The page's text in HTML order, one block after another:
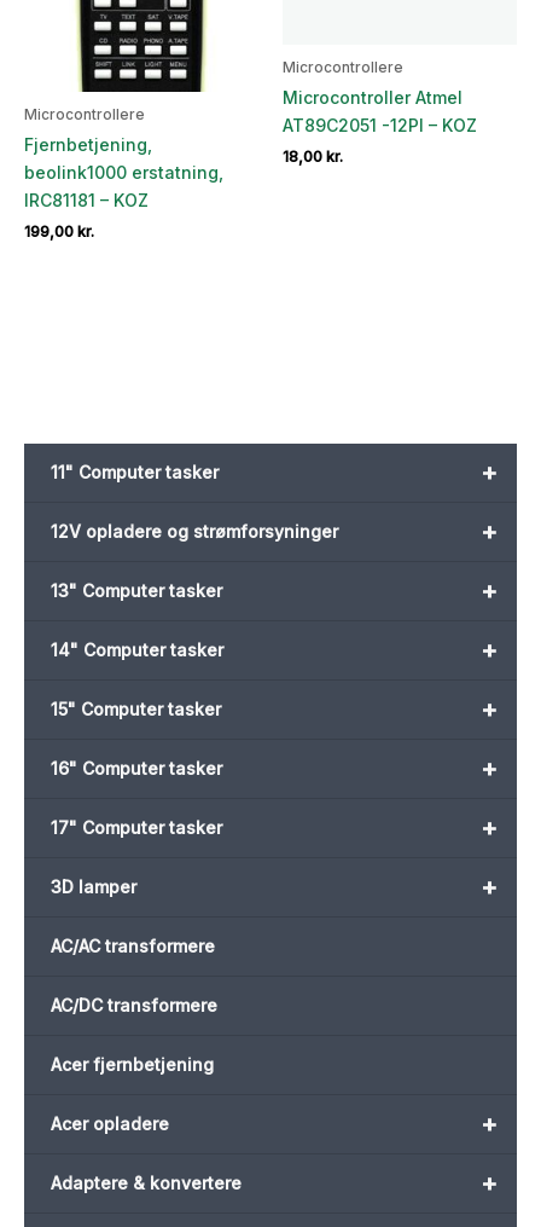
+
11" Computer tasker
+
12V opladere og strømforsyninger
+
13" Computer tasker
+
14" Computer tasker
+
15" Computer tasker
+
16" Computer tasker
+
17" Computer tasker
+
3D lamper
AC/AC transformere
AC/DC transformere
Acer fjernbetjening
+
Acer opladere
+
Adaptere & konvertere
Microcontrollere
Fjernbetjening,
beolink1000 erstatning,
IRC81181 – KOZ
199,00 kr.
Microcontrollere
Microcontroller Atmel
AT89C2051 -12PI – KOZ
18,00 kr.